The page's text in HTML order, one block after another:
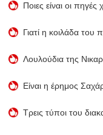
Ποιες είναι οι
Γιατί η κοιλάδα
Λουλούδια της
Είναι η έρημος
Τρεις τύποι του